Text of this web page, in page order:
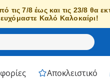
7/8 έως και τις 23/8 θα
Καλό Καλοκαίρι!
Αποκλειστικό